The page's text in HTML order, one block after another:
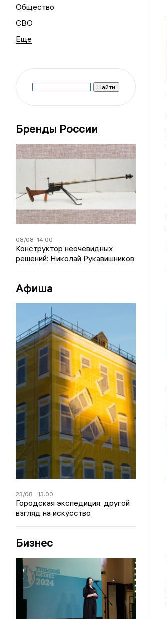
Общество
СВО
Бренды России
08/08 14:00
Конструктор неочевидных
решений: Николай Рукавишников
Афиша
23/08 13:00
Городская экспедиция: другой
взгляд на искусство
Бизнес